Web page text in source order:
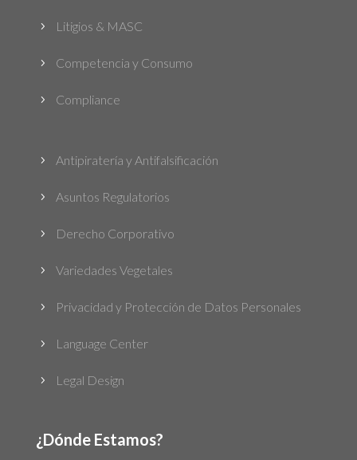
5 Litigios & MASC
5 Competencia y Consumo
5 Compliance
5 Antipiratería y Antifalsificación
5 Asuntos Regulatorios
5 Derecho Corporativo
5 Variedades Vegetales
5 Privacidad y Protección de Datos Personales
5 Language Center
5 Legal Design
¿Dónde Estamos?